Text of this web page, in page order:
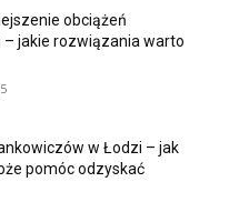
obciążeń
jakie rozwiązania warto
w Łodzi – jak
pomóc odzyskać